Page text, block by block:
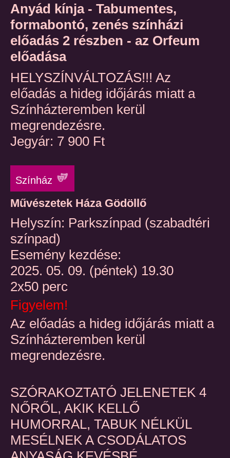
Anyád kínja - Tabumentes,
formabontó, zenés színházi
előadás 2 részben - az Orfeum
előadása
HELYSZÍNVÁLTOZÁS!!! Az
előadás a hideg időjárás miatt a
Színházteremben kerül
megrendezésre.
Jegyár: 7 900 Ft
Színház
Művészetek Háza Gödöllő
Helyszín: Parkszínpad (szabadtéri
színpad)
Esemény kezdése:
2025. 05. 09. (péntek) 19.30
2x50 perc
Figyelem!
Az előadás a hideg időjárás miatt a
Színházteremben kerül
megrendezésre.
SZÓRAKOZTATÓ JELENETEK 4
NŐRŐL, AKIK KELLŐ
HUMORRAL, TABUK NÉLKÜL
MESÉLNEK A CSODÁLATOS